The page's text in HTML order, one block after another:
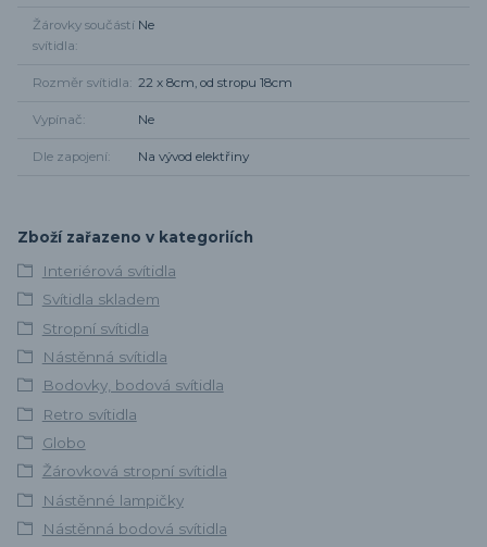
Žárovky součástí
svítidla
Ne
Rozměr svítidla 22 x 8cm, od stropu 18cm
Vypínač Ne
Dle zapojení Na vývod elektřiny
Zboží zařazeno v kategoriích
Interiérová svítidla
Svítidla skladem
Stropní svítidla
Nástěnná svítidla
Bodovky, bodová svítidla
Retro svítidla
Globo
Žárovková stropní svítidla
Nástěnné lampičky
Nástěnná bodová svítidla